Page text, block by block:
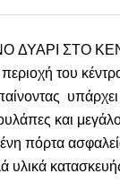
ΣΤΟ
του
και
πόρτα